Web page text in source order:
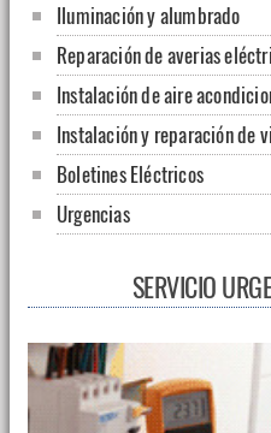
Iluminación y alumbrado
Reparación de averias
Instalación de aire
Instalación y reparación de
Boletines Eléctricos
Urgencias
SERVICIO